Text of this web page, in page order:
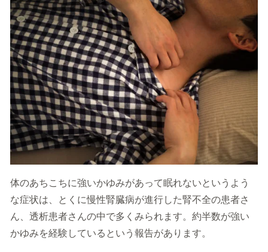
体のあちこちに強いかゆみがあって眠れないというよう
な症状は、とくに慢性腎臓病が進行した腎不全の患者さ
ん、透析患者さんの中で多くみられます。約半数が強い
かゆみを経験しているという報告があります。